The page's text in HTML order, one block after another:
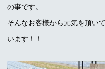
の事です。
そんなお客様から元気を頂い
います！！